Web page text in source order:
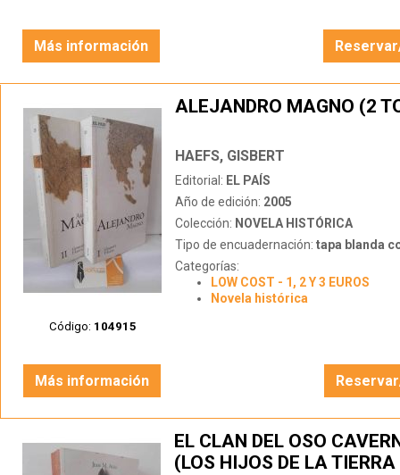
Más información
Código: 104915
ALEJANDRO MAGNO (2
HAEFS, GISBERT
Editorial: EL PAÍS
Año de edición: 2005
Colección: NOVELA HISTÓRICA
Tipo de encuadernación: tapa blanda
Categorías:
LOW COST - 1, 2 Y 3 EUROS
Novela histórica
Más información
EL CLAN DEL OSO
(LOS HIJOS DE LA